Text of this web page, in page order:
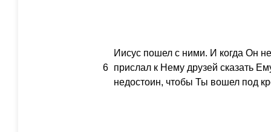
6
Иисус пошел с ними. И когда Он
прислал к Нему друзей сказать
недостоин, чтобы Ты вошел под